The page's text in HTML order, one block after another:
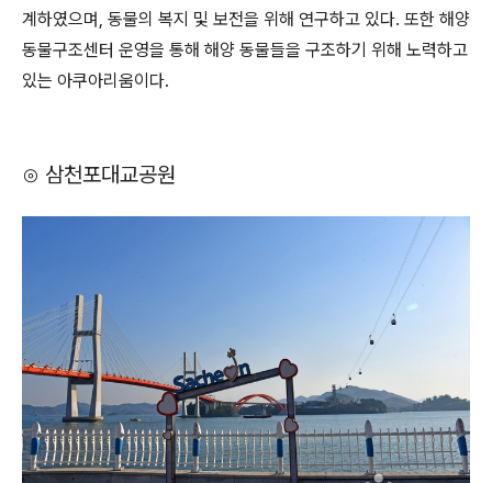
계하였으며, 동물의 복지 및 보전을 위해 연구하고 있다. 또한 해양
동물구조센터 운영을 통해 해양 동물들을 구조하기 위해 노력하고
있는 아쿠아리움이다.
⊙ 삼천포대교공원